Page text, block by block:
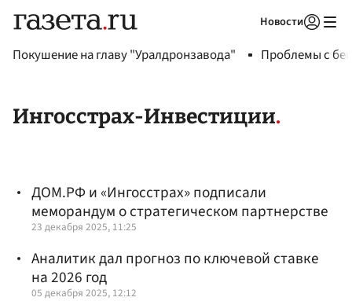
Новости
Покушение на главу "Уралдронзавода" Проблемы с
Ингосстрах-Инвестиции
ДОМ.РФ и «Ингосстрах» подписали
меморандум о стратегическом партнерстве
23 декабря 2025, 11:25
Аналитик дал прогноз по ключевой ставке
на 2026 год
05 декабря 2025, 12:12